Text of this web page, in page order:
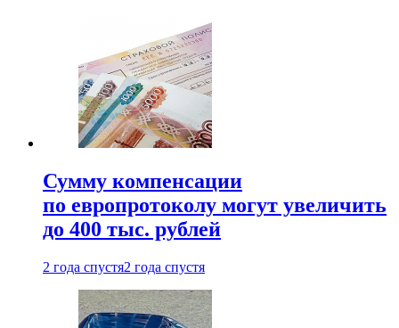
Сумму компенсации
по европротоколу могут увеличить
до 400 тыс. рублей
2 года спустя2 года спустя